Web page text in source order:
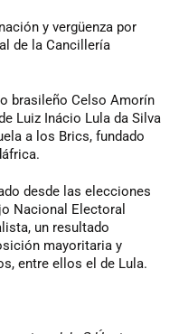
y vergüenza por
de la Cancillería
brasileño Celso Amorín
Luiz Inácio Lula da Silva
a los Brics, fundado
desde las elecciones
Nacional Electoral
un resultado
mayoritaria y
entre ellos el de Lula.